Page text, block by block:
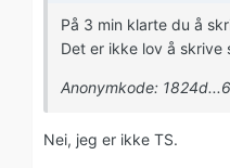
På 3 min klarte du å
Det er ikke lov å skrive
Anonymkode:
Nei, jeg er ikke TS.